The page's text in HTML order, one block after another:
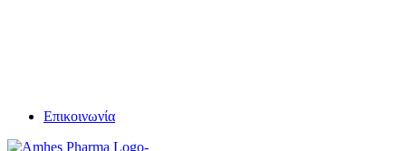
Επικοινωνία